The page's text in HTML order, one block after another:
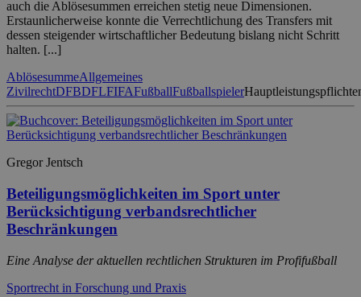
auch die Ablösesummen erreichen stetig neue Dimensionen.
Erstaunlicherweise konnte die Verrechtlichung des Transfers mit
dessen steigender wirtschaftlicher Bedeutung bislang nicht Schritt
halten. [...]
AblösesummeAllgemeines
ZivilrechtDFBDFLFIFAFußballFußballspieler
Gregor Jentsch
Beteiligungsmöglichkeiten im Sport unter
Berücksichtigung verbandsrechtlicher
Beschränkungen
Eine Analyse der aktuellen rechtlichen Strukturen im Profifußball
Sportrecht in Forschung und Praxis